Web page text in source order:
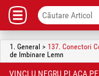
1. General > 137. Conectori
de Imbinare Lemn
VINCLU NEGRU PLACA